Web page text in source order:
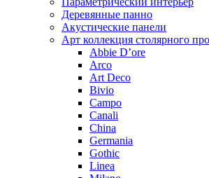
Деревянные панно
Акустические панели
Арт коллекция столярного
Abbie D’ore
Arco
Art Deco
Bivio
Campo
Canali
China
Germania
Gothic
Linea